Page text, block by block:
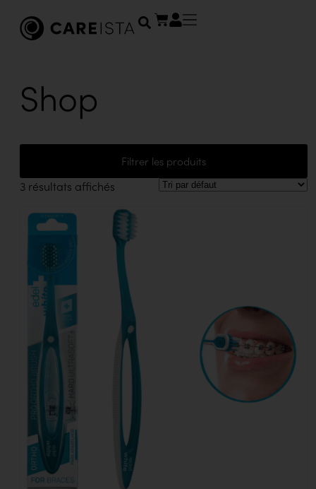
Shop
Filtrer les produits
3 résultats affichés